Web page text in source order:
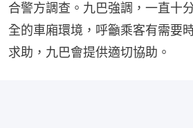
合警方調查。九巴強調，一直十
全的車廂環境，呼籲乘客有需要
求助，九巴會提供適切協助。